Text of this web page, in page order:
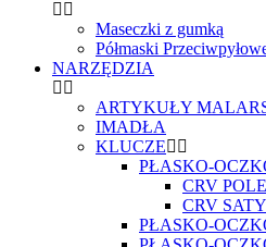
Maseczki z gumką
Półmaski
NARZĘDZIA
ARTYKUŁY
IMADŁA
KLUCZE
PŁASKO-
CRV
CRV
PŁASKO-